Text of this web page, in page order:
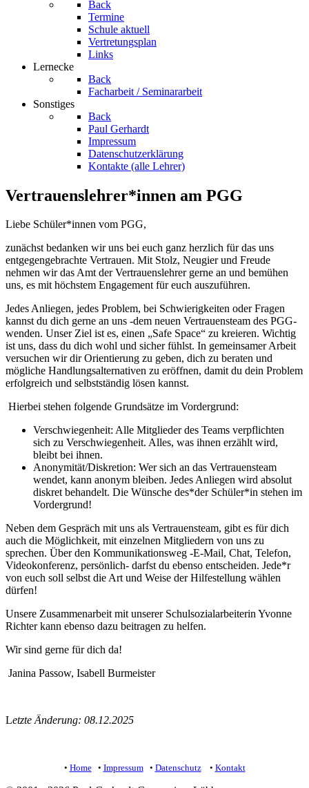
Back
Termine
Schule aktuell
Vertretungsplan
Links
Lernecke
Back
Facharbeit / Seminararbeit
Sonstiges
Back
Paul Gerhardt
Impressum
Datenschutzerklärung
Kontakte (alle Lehrer)
Vertrauenslehrer*innen am PGG
Liebe Schüler*innen vom PGG,
zunächst bedanken wir uns bei euch ganz herzlich für das uns
entgegengebrachte Vertrauen. Mit Stolz, Neugier und Freude
nehmen wir das Amt der Vertrauenslehrer gerne an und bemühen
uns, es mit höchstem Engagement für euch auszuführen.
Jedes Anliegen, jedes Problem, bei Schwierigkeiten oder Fragen
kannst du dich gerne an uns -dem neuen Vertrauensteam des PGG-
wenden. Unser Ziel ist es, einen „Safe Space“ zu kreieren. Wichtig
ist uns, dass du dich wohl und sicher fühlst. In gemeinsamer Arbeit
versuchen wir dir Orientierung zu geben, dich zu beraten und
mögliche Handlungsalternativen zu eröffnen, damit du dein Problem
erfolgreich und selbstständig lösen kannst.
Hierbei stehen folgende Grundsätze im Vordergrund:
Verschwiegenheit: Alle Mitglieder des Teams verpflichten
sich zu Verschwiegenheit. Alles, was ihnen erzählt wird,
bleibt bei ihnen.
Anonymität/Diskretion: Wer sich an das Vertrauensteam
wendet, kann anonym bleiben. Jedes Anliegen wird absolut
diskret behandelt. Die Wünsche des*der Schüler*in stehen im
Vordergrund!
Neben dem Gespräch mit uns als Vertrauensteam, gibt es für dich
auch die Möglichkeit, mit einzelnen Mitgliedern von uns zu
sprechen. Über den Kommunikationsweg -E-Mail, Chat, Telefon,
Videokonferenz, persönlich- darfst du ebenso entscheiden. Jede*r
von euch soll selbst die Art und Weise der Hilfestellung wählen
dürfen!
Unsere Zusammenarbeit mit unserer Schulsozialarbeiterin Yvonne
Richter kann ebenso dazu beitragen zu helfen.
Wir sind gerne für dich da!
Janina Passow, Isabell Burmeister
Letzte Änderung: 08.12.2025
• Home• Impressum• Datenschutz• Kontakt